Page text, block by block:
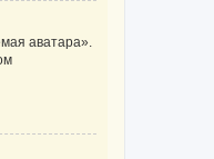
аватара».